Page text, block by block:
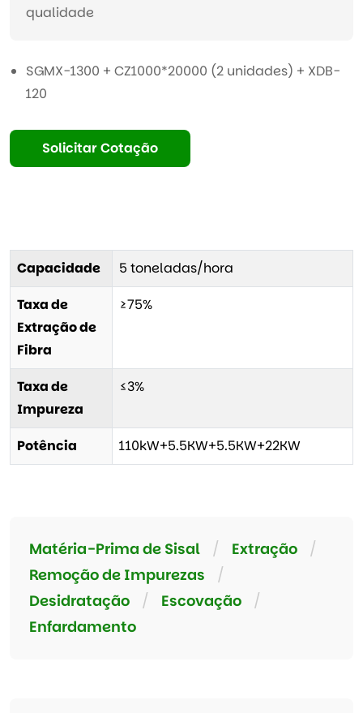
qualidade
SGMX-1300 + CZ1000*20000 (2 unidades) + XDB-
120
Solicitar Cotação
Capacidade
5 toneladas/hora
Taxa de
Extração de
Fibra
≥75%
Taxa de
Impureza
≤3%
Potência 110kW+5.5KW+5.5KW+22KW
Matéria-Prima de Sisal / Extração
/
Remoção de Impurezas
/
Desidratação
/ Escovação
/
Enfardamento